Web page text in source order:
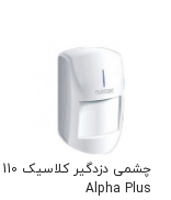
Alpha Plus